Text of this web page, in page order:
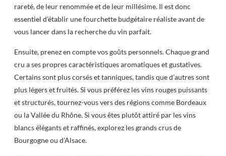
rareté, de leur renommée et de leur millésime. Il est donc
essentiel d’établir une fourchette budgétaire réaliste avant de
vous lancer dans la recherche du vin parfait.
Ensuite, prenez en compte vos goûts personnels. Chaque grand
cru a ses propres caractéristiques aromatiques et gustatives.
Certains sont plus corsés et tanniques, tandis que d’autres sont
plus légers et fruités. Si vous préférez les vins rouges puissants
et structurés, tournez-vous vers des régions comme Bordeaux
ou la Vallée du Rhône. Si vous êtes plutôt attiré par les vins
blancs élégants et raffinés, explorez les grands crus de
Bourgogne ou d’Alsace.